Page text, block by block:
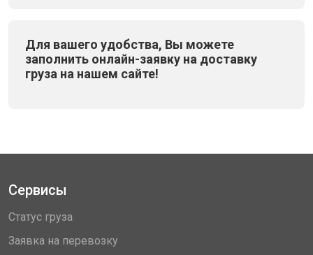
Для вашего удобства, Вы можете
заполнить онлайн-заявку на доставку
груза на нашем сайте!
Сервисы
Статус груза
Заявка на перевозку